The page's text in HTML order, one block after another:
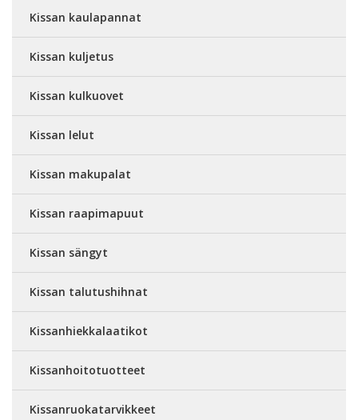
Kissan kaulapannat
Kissan kuljetus
Kissan kulkuovet
Kissan lelut
Kissan makupalat
Kissan raapimapuut
Kissan sängyt
Kissan talutushihnat
Kissanhiekkalaatikot
Kissanhoitotuotteet
Kissanruokatarvikkeet